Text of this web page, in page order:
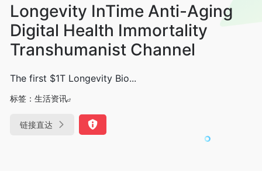
Longevity InTime Anti-Aging
Digital Health Immortality
Transhumanist Channel
The first $1T Longevity Bio...
标签： 生活资讯
链接直达